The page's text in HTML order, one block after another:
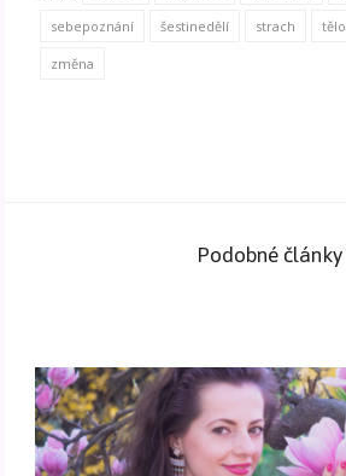
sebepoznání šestinedělí strach tělo
změna
Podobné články